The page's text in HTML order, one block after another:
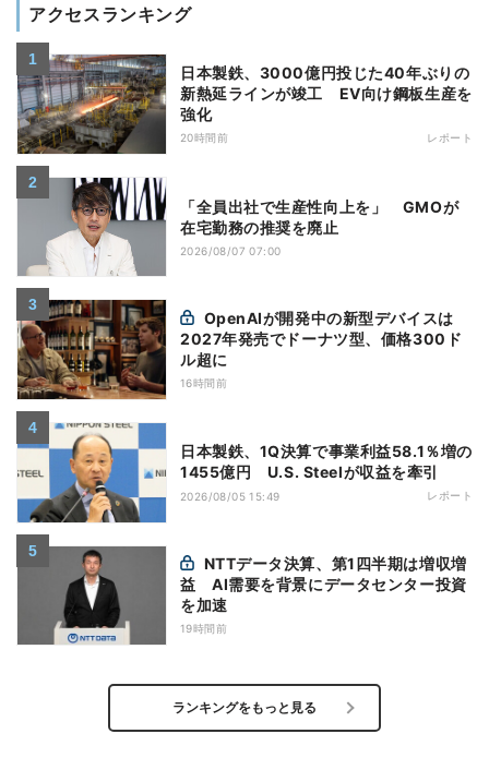
アクセスランキング
日本製鉄、3000億円投じた40年ぶりの
新熱延ラインが竣工 EV向け鋼板生産を
強化
20時間前 レポート
「全員出社で生産性向上を」 GMOが
在宅勤務の推奨を廃止
2026/08/07 07:00
2027年発売でドーナツ型、価格300ド
ル超に
16時間前
日本製鉄、1Q決算で事業利益58.1％増の
1455億円 U.S. Steelが収益を牽引
2026/08/05 15:49 レポート
益 AI需要を背景にデータセンター投資
を加速
19時間前
ランキングをもっと見る